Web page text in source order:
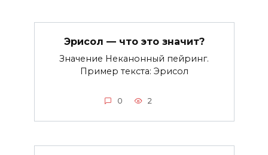
Эрисол — что это значит?
Значение Неканонный пейринг.
Пример текста: Эрисол
0 2